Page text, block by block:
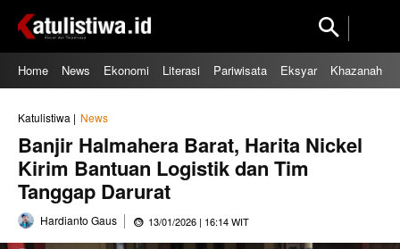
Home News Ekonomi Literasi Pariwisata Eksyar Khazanah
Katulistiwa | News
Banjir Halmahera Barat, Harita Nickel
Kirim Bantuan Logistik dan Tim
Tanggap Darurat
Hardianto Gaus 13/01/2026 | 16:14 WIT